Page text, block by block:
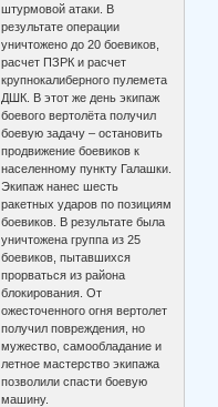
штурмовой атаки. В
результате операции
уничтожено до 20 боевиков,
расчет ПЗРК и расчет
крупнокалиберного пулемета
ДШК. В этот же день экипаж
боевого вертолёта получил
боевую задачу – остановить
продвижение боевиков к
населенному пункту Галашки.
Экипаж нанес шесть
ракетных ударов по позициям
боевиков. В результате была
уничтожена группа из 25
боевиков, пытавшихся
прорваться из района
блокирования. От
ожесточенного огня вертолет
получил повреждения, но
мужество, самообладание и
летное мастерство экипажа
позволили спасти боевую
машину.